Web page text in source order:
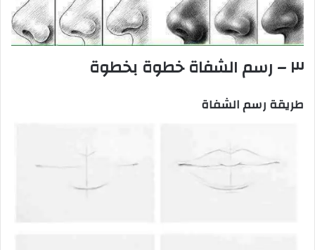
٣ – رسم الشفاة خطوة بخطوة
طريقة رسم الشفاة